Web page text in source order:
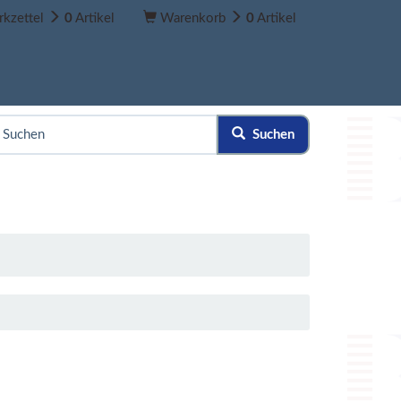
0 Artikel Warenkorb 0 Artikel
Suchen